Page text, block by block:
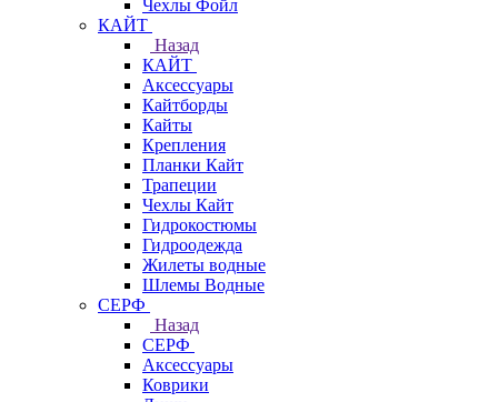
Чехлы Фойл
КАЙТ
Назад
КАЙТ
Аксессуары
Кайтборды
Кайты
Крепления
Планки Кайт
Трапеции
Чехлы Кайт
Гидрокостюмы
Гидроодежда
Жилеты водные
Шлемы Водные
СЕРФ
Назад
СЕРФ
Аксессуары
Коврики